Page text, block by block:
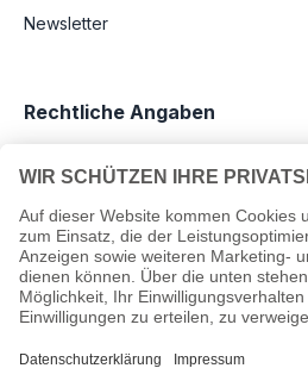
Newsletter
Rechtliche Angaben
Impressum
Datenschutz
Informationen zu Elektro- und
Pflichtangaben nach Verordnung